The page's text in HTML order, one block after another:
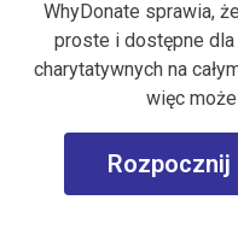
WhyDonate sprawia,
proste i dostępne
charytatywnych na
więc
Rozpocznij